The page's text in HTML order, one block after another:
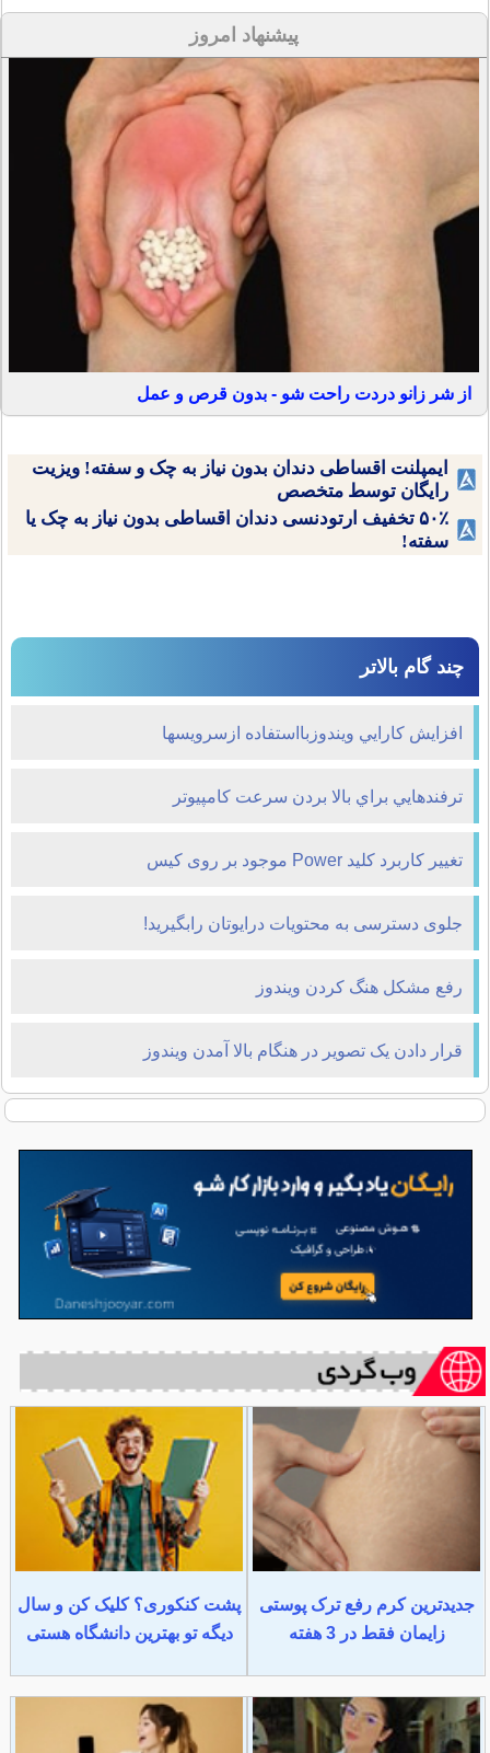
پیشنهاد امروز
از شر زانو دردت راحت شو - بدون قرص و عمل
ایمپلنت اقساطی دندان بدون نیاز به چک و سفته! ویزیت
رایگان توسط متخصص
۵۰٪ تخفیف ارتودنسی دندان اقساطی بدون نیاز به چک یا
سفته!
چند گام بالاتر
افزايش كارايي ويندوزبااستفاده ازسرويسها
ترفندهايي براي بالا بردن سرعت کامپیوتر
تغییر کاربرد کلید Power موجود بر روی کیس
جلوی دسترسی به محتویات درایوتان رابگیرید!
رفع مشکل هنگ کردن ویندوز
قرار دادن یک تصوير در هنگام بالا آمدن ويندوز
جدیدترین کرم رفع ترک پوستی
زایمان فقط در 3 هفته
پشت کنکوری؟ کلیک کن و سال
دیگه تو بهترین دانشگاه هستی